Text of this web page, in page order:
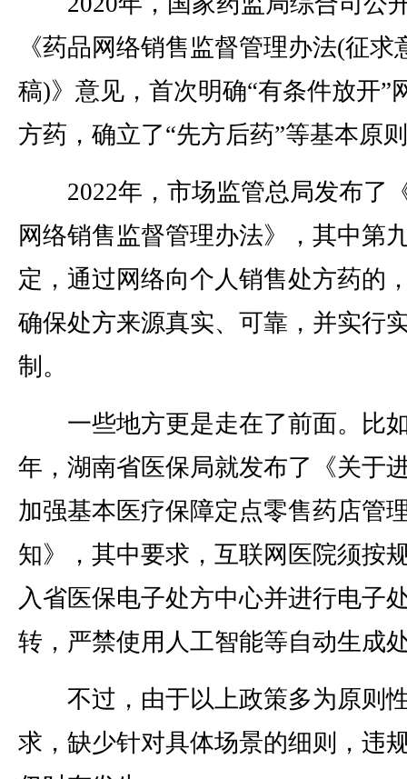
《药品网络销售监督管理办法(征求
稿)》意见，首次明确“有条件放开”
方药，确立了“先方后药”等基本原
2022年，市场监管总局发布了
网络销售监督管理办法》，其中第
定，通过网络向个人销售处方药的
确保处方来源真实、可靠，并实行
制。
一些地方更是走在了前面。比
年，湖南省医保局就发布了《关于
加强基本医疗保障定点零售药店管
知》，其中要求，互联网医院须按
入省医保电子处方中心并进行电子
转，严禁使用人工智能等自动生成
不过，由于以上政策多为原则
求，缺少针对具体场景的细则，违